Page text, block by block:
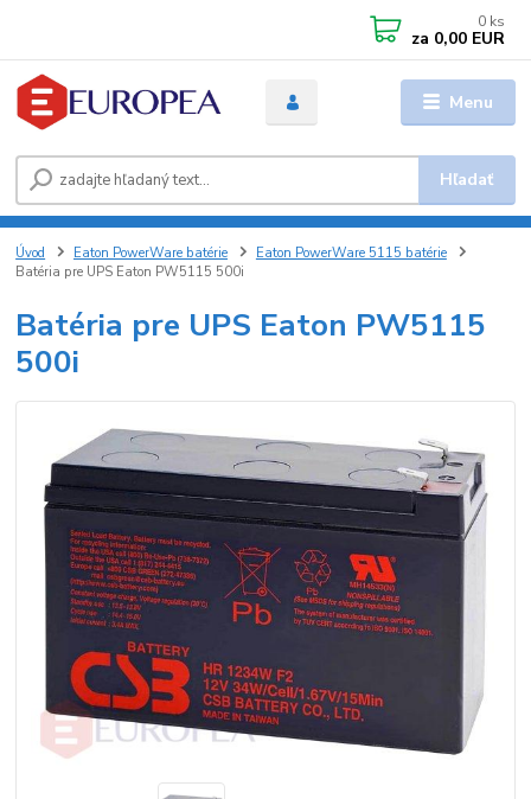
Menu
Hľadať
0 ks
za 0,00 EUR
Úvod Eaton PowerWare batérie
Eaton PowerWare 5115 batérie
Batéria pre UPS Eaton PW5115 500i
Batéria pre UPS Eaton PW5115
500i